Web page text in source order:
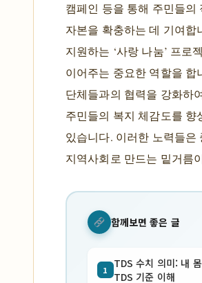
캠페인 등을 통해 주민들
자본을 확충하는 데 기여
지원하는 ‘사랑 나눔’ 프로
이어주는 중요한 역할을
단체들과의 협력을 강화하
주민들의 복지 체감도를
있습니다. 이러한 노력들
지역사회로 만드는 밑거름
함께보면 좋은 글
1 TDS 수치 의미: 내
TDS 기준 이해